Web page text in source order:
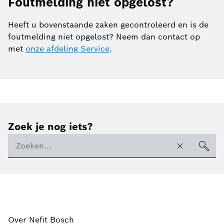
Heeft u bovenstaande zaken gecontroleerd en is de
foutmelding niet opgelost? Neem dan contact op
met onze afdeling Service.
Zoek je nog iets?
Over Nefit Bosch